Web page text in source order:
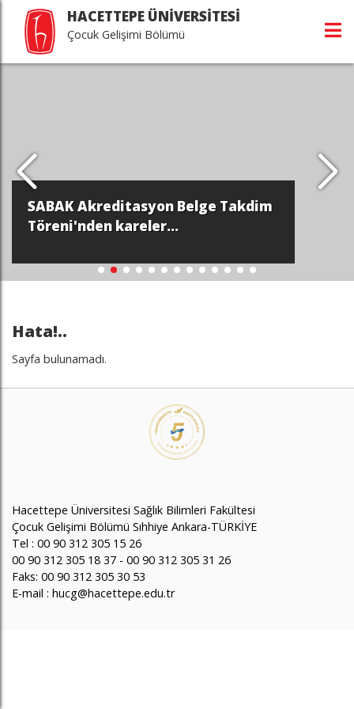
HACETTEPE ÜNİVERSİTESİ
Çocuk Gelişimi Bölümü
SABAK Akreditasyon Belge Takdim
Töreni'nden kareler...
Hata!..
Sayfa bulunamadı.
Hacettepe Üniversitesi Sağlık Bilimleri Fakültesi
Çocuk Gelişimi Bölümü Sıhhiye Ankara-TÜRKİYE
Tel : 00 90 312 305 15 26
00 90 312 305 18 37 - 00 90 312 305 31 26
Faks: 00 90 312 305 30 53
E-mail : hucg@hacettepe.edu.tr